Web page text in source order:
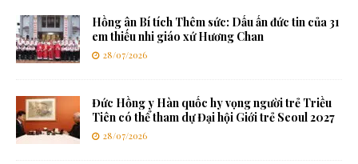
Hồng ân Bí tích Thêm sức: Dấu ấn đức tin của 31
em thiếu nhi giáo xứ Hương Chan
28/07/2026
Đức Hồng y Hàn quốc hy vọng người trẻ Triều
Tiên có thể tham dự Đại hội Giới trẻ Seoul 2027
28/07/2026